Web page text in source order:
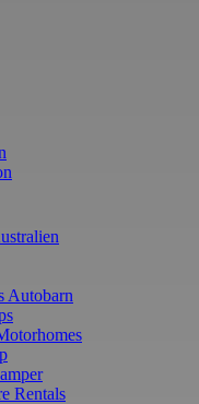
Autobarn
Rentals